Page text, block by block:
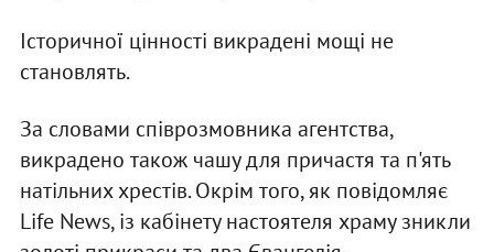
Історичної цінності викрадені мощі не
становлять.
За словами співрозмовника агентства,
викрадено також чашу для причастя та п'ять
натільних хрестів. Окрім того, як повідомляє
Life News, із кабінету настоятеля храму зникли